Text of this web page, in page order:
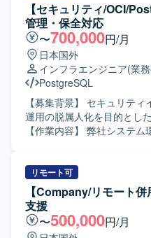
【セキュリティ/OCI/
管理・保全対応
〜700,000円/月
日本国外
インフラエンジニア(業
PostgreSQL
【募集背景】 セキュリテ
運用の脱属人化を目的とし
【作業内容】 弊社システ
いただきます。ログ分析や
立案と実装を実施していた
断と対策、アクセス制御や
知および通知体制の再構築
保守の引き継ぎとして、環
リモート可
【Company/リモート
支援
〜500,000円/月